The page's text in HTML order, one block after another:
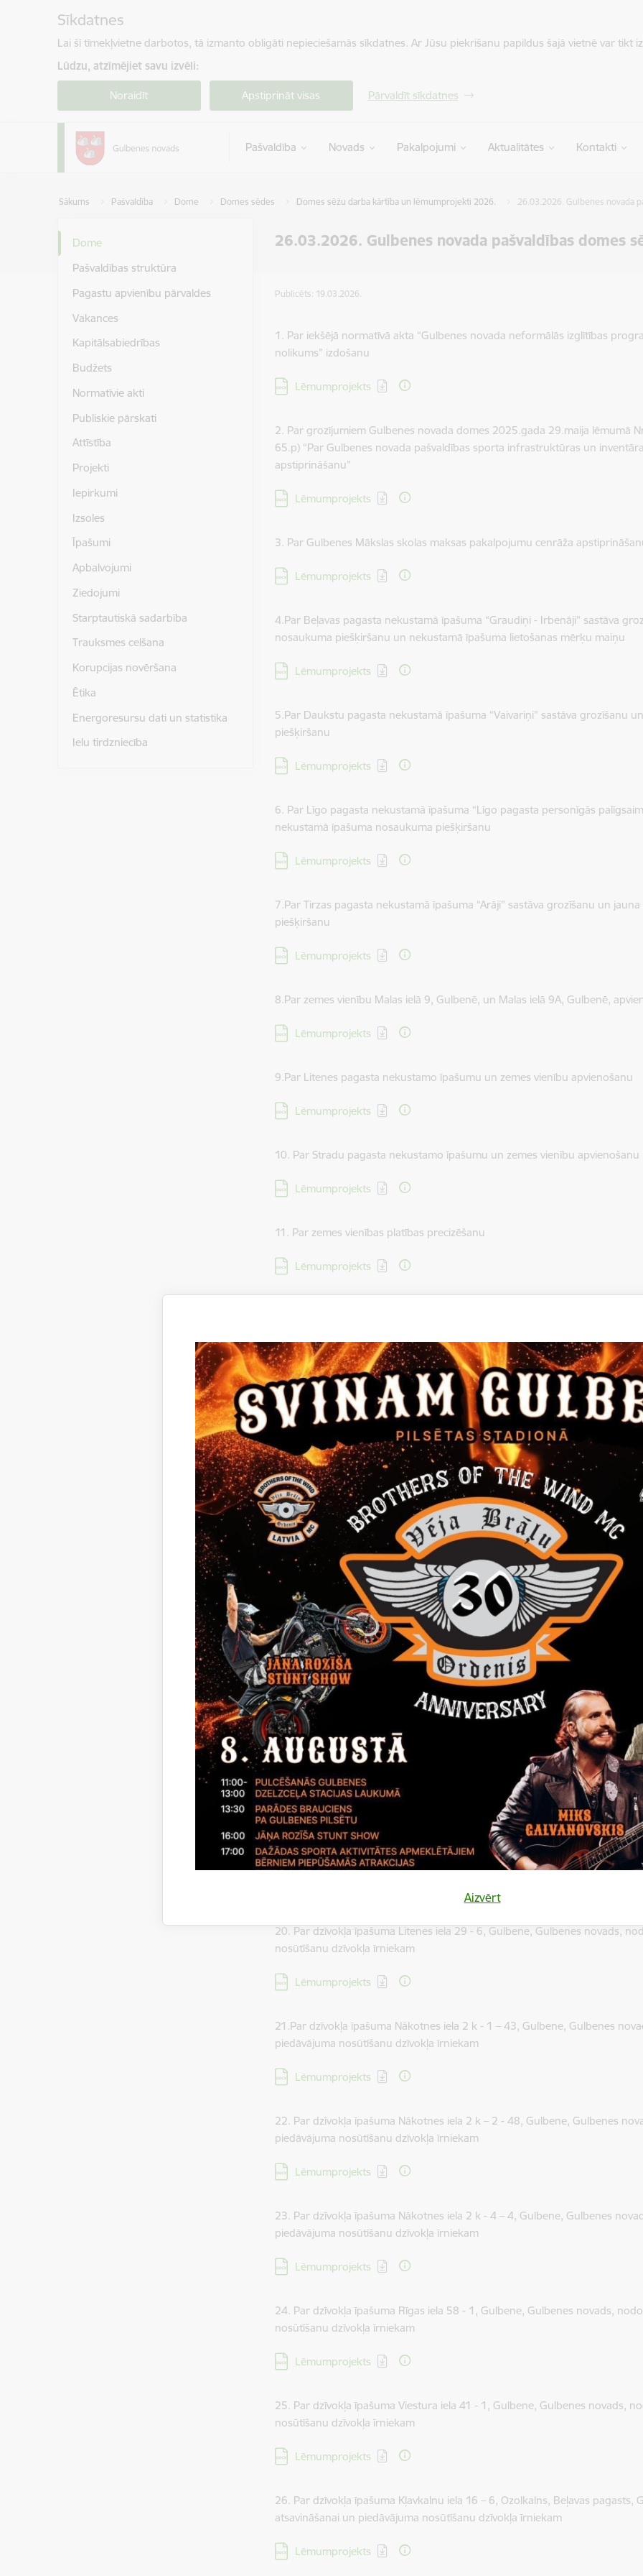
Sīkdatnes
Lai šī tīmekļvietne darbotos, tā izmanto obligāti nepieciešamās sīkdatnes. Ar Jūsu piekrišanu papildus šajā vietnē var tikt
Lūdzu, atzīmējiet savu izvēli:
Noraidīt Apstiprināt visas Pārvaldīt sīkdatnes
Pašvaldība Novads Pakalpojumi Aktualitātes Kontakti
Sākums Pašvaldība Dome Domes sēdes Domes sēžu darba kārtība un lēmumprojekti 2026. 26.03.2026. Gulbenes novada
26.03.2026. Gulbenes novada pašvaldības domes
Aizvērt
Dome
Pašvaldības struktūra
Pagastu apvienību pārvaldes
Vakances
Kapitālsabiedrības
Budžets
Normatīvie akti
Publiskie pārskati
Attīstība
Projekti
Iepirkumi
Izsoles
Īpašumi
Apbalvojumi
Ziedojumi
Starptautiskā sadarbība
Trauksmes celšana
Korupcijas novēršana
Ētika
Energoresursu dati un statistika
Ielu tirdzniecība
Publicēts: 19.03.2026.
1. Par iekšējā normatīvā akta “Gulbenes novada neformālās izglītības
nolikums” izdošanu
Lejupielādēt:
Lēmumprojekts
2. Par grozījumiem Gulbenes novada domes 2025.gada 29.maija lēmumā
65.p) “Par Gulbenes novada pašvaldības sporta infrastruktūras un
apstiprināšanu”
Lejupielādēt:
Lēmumprojekts
3. Par Gulbenes Mākslas skolas maksas pakalpojumu cenrāža
Lejupielādēt:
Lēmumprojekts
4.Par Beļavas pagasta nekustamā īpašuma “Graudiņi - Irbenāji” sastāva
nosaukuma piešķiršanu un nekustamā īpašuma lietošanas mērķu maiņu
Lejupielādēt:
Lēmumprojekts
5.Par Daukstu pagasta nekustamā īpašuma “Vaivariņi” sastāva grozīšanu
piešķiršanu
Lejupielādēt:
Lēmumprojekts
6. Par Līgo pagasta nekustamā īpašuma “Līgo pagasta personīgās
nekustamā īpašuma nosaukuma piešķiršanu
Lejupielādēt:
Lēmumprojekts
7.Par Tirzas pagasta nekustamā īpašuma “Arāji” sastāva grozīšanu un
piešķiršanu
Lejupielādēt:
Lēmumprojekts
8.Par zemes vienību Malas ielā 9, Gulbenē, un Malas ielā 9A, Gulbenē,
Lejupielādēt:
Lēmumprojekts
9.Par Litenes pagasta nekustamo īpašumu un zemes vienību apvienošanu
Lejupielādēt:
Lēmumprojekts
10. Par Stradu pagasta nekustamo īpašumu un zemes vienību apvienošanu
Lejupielādēt:
Lēmumprojekts
11. Par zemes vienības platības precizēšanu
Lejupielādēt:
Lēmumprojekts
Lejupielādēt:
Lēmumprojekts
13. Par dzīvokļa īpašuma “Gatves” - 9, Druviena, Druvienas pagasts,
Lejupielādēt:
Lēmumprojekts
14. Par nekustamā īpašuma Galgauskas pagastā ar nosaukumu “Vērsīši”
Lejupielādēt:
Lēmumprojekts
15. Par dzīvokļa īpašuma “Veiši” – 18, Galgauska, Galgauskas pagasts,
Lejupielādēt:
Lēmumprojekts
16. Par nekustamā īpašuma Jaungulbenes pagastā ar nosaukumu
Lejupielādēt:
Lēmumprojekts
17.Par nekustamā īpašuma Lejasciema pagastā ar nosaukumu “Kraujas”
Lejupielādēt:
Lēmumprojekts
18. Par dzīvokļa īpašuma Skolas iela 5 k – 4 - 23, Gulbene, Gulbenes
Lejupielādēt:
Lēmumprojekts
19. Par dzīvokļa īpašuma “Stāķi 1” – 11, Stāķi, Stradu pagasts, Gulbenes
20. Par dzīvokļa īpašuma Litenes iela 29 - 6, Gulbene, Gulbenes novads,
nosūtīšanu dzīvokļa īrniekam
Lejupielādēt:
Lēmumprojekts
21.Par dzīvokļa īpašuma Nākotnes iela 2 k - 1 – 43, Gulbene, Gulbenes
piedāvājuma nosūtīšanu dzīvokļa īrniekam
Lejupielādēt:
Lēmumprojekts
22. Par dzīvokļa īpašuma Nākotnes iela 2 k – 2 - 48, Gulbene, Gulbenes
piedāvājuma nosūtīšanu dzīvokļa īrniekam
Lejupielādēt:
Lēmumprojekts
23. Par dzīvokļa īpašuma Nākotnes iela 2 k - 4 – 4, Gulbene, Gulbenes
piedāvājuma nosūtīšanu dzīvokļa īrniekam
Lejupielādēt:
Lēmumprojekts
24. Par dzīvokļa īpašuma Rīgas iela 58 - 1, Gulbene, Gulbenes novads,
nosūtīšanu dzīvokļa īrniekam
Lejupielādēt:
Lēmumprojekts
25. Par dzīvokļa īpašuma Viestura iela 41 - 1, Gulbene, Gulbenes novads,
nosūtīšanu dzīvokļa īrniekam
Lejupielādēt:
Lēmumprojekts
26. Par dzīvokļa īpašuma Kļavkalnu iela 16 – 6, Ozolkalns, Beļavas pagasts,
atsavināšanai un piedāvājuma nosūtīšanu dzīvokļa īrniekam
Lejupielādēt:
Lēmumprojekts